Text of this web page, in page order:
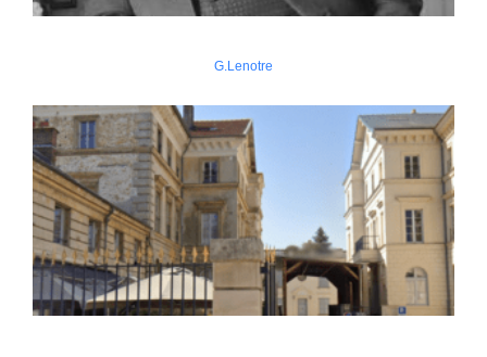
G.Lenotre